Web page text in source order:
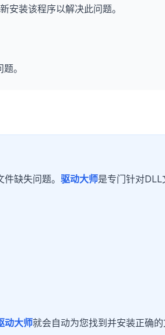
安装该程序以解决此问题。
。
件缺失问题。 驱动大师是专门针对
动大师就会自动为您找到并安装正确的